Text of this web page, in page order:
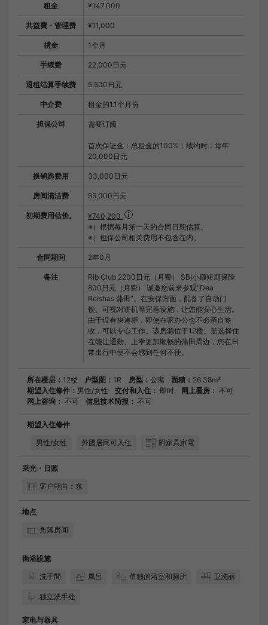
租金 ¥147,000
共益費・管理费 ¥11,000
禮金 1个月
手续费 22,000日元
退租结算手续费 5,500日元
中介费 租金的1.1个月份
担保公司 需要订阅
首次保证金：总租金的100%；续约时：每年
20,000日元
换钥匙费用 33,000日元
房间清洁费 55,000日元
初期费用估价。
¥740,200
※）根据每月第一天的合同日期估算。
※）担保公司相关费用不包含在内。
合同期间 2年0月
备注
Rib Club 2200日元（月费） SBI小额短期保险
800日元（月费） 诚邀您前来参观“Dea
Reishas 蒲田”。在安保方面，配备了自动门
锁、可视对讲机等完善设施，让您能安心生活。
由于设有快递柜，即使在家办公也不必亲自签
收，可以专心工作。该房源位于12楼。若选择住
在能让通勤、上学更加顺畅的蒲田周边，您在日
常出行中便不会感到任何不便。
所在楼层： 12楼 户型图： 1R 房型： 公寓 面積： 26.38m²
期望入住條件： 男性/女性 交付和入住： 即时 网上看房： 不可
网上咨询： 不可 信息技术简报： 不可
期望入住條件
男性/女性
外國居民可入住 附家具家電
采光・日照
窗户朝向：东
地点
角落房间
衛浴設施
洗手間
風呂 单独的浴室和厕所 卫洗丽
独立洗手处
家电与器具